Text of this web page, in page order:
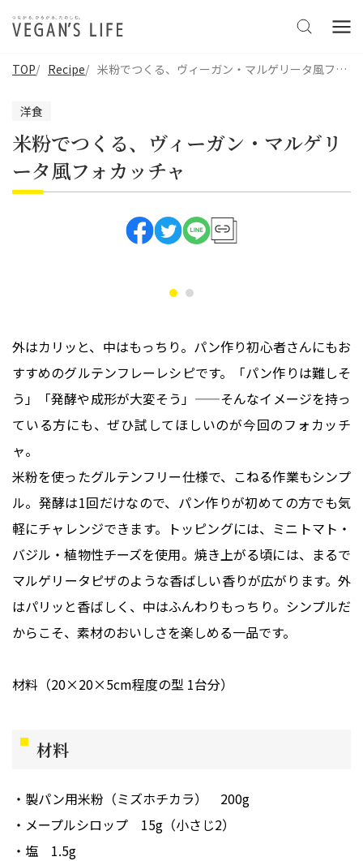
TOP Recipe 米粉でつくる、ヴィーガン・マルゲリータ風フォカッチャ
洋食
米粉でつくる、ヴィーガン・マルゲリ
ータ風フォカッチャ
外はカリッと、中はもっちり。パン作り初心者さんにもお
すすめのグルテンフレーレシピです。「パン作りは難しそ
う」「発酵や成形が大変そう」——そんなイメージを持っ
ている方にも、ぜひ試してほしいのが今回のフォカッチ
ャ。
米粉を使ったグルテンフリー仕様で、こねる作業もシンプ
ル。発酵は1回だけなので、パン作りが初めての方でも気
軽にチャレンジできます。トッピングには、ミニトマト・
バジル・植物性チーズを使用。焼き上がる頃には、まるで
マルゲリータピザのような香ばしい香りが広がります。外
はパリッと香ばしく、中はふんわりもっちり。シンプルだ
からこそ、素材のおいしさを楽しめる一品です。
材料（20×20×5cm程度の型 1台分）
材料
製パン用米粉（ミズホチカラ）
200g
メープルシロップ
15g（小さじ2）
塩
1.5g